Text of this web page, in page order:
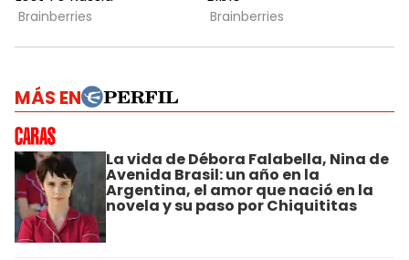
MÁS EN
La vida de Débora Falabella, Nina de
Avenida Brasil: un año en la
Argentina, el amor que nació en la
novela y su paso por Chiquititas